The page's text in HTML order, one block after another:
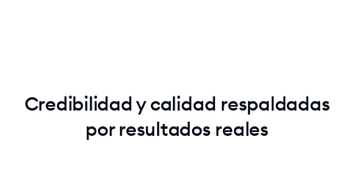
Credibilidad y calidad respaldadas
por resultados reales